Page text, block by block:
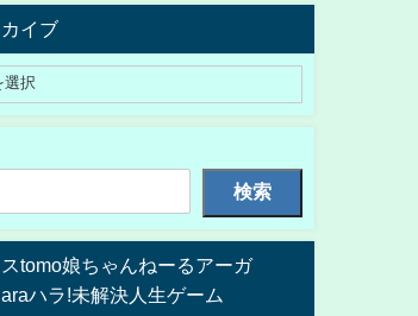
イブ
検索
tomo娘ちゃんねーるアーガ
ハラ!未解決人生ゲーム